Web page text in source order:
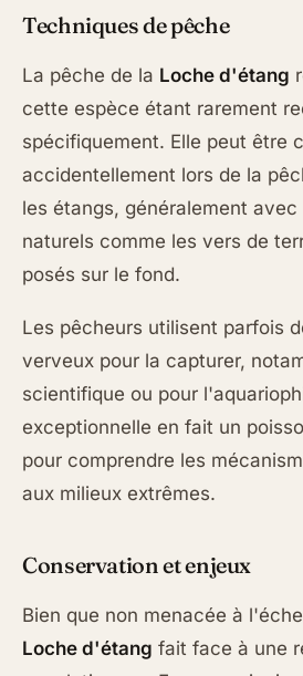
Techniques de pêche
La pêche de la Loche d'étang
cette espèce étant rarement
spécifiquement. Elle peut être
accidentellement lors de la
les étangs, généralement avec
naturels comme les vers de
posés sur le fond.
Les pêcheurs utilisent parfois
verveux pour la capturer,
scientifique ou pour
exceptionnelle en fait un
pour comprendre les
aux milieux extrêmes.
Conservation et enjeux
Bien que non menacée à
Loche d'étang fait face à une